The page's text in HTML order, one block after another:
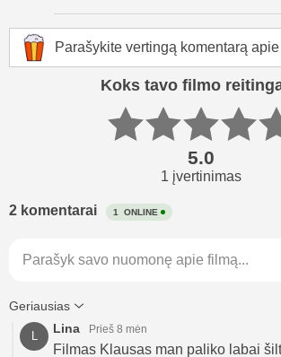
Parašykite vertingą komentarą